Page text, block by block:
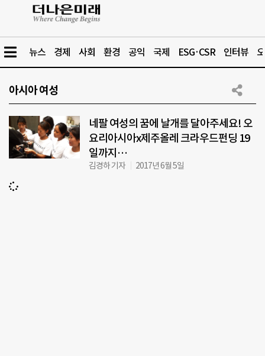
뉴스 경제 사회 환경 공익 국제 ESG·CSR 인터뷰
아시아 여성
네팔 여성의 꿈에 날개를 달아주세요! 오
요리아시아x제주올레 크라우드펀딩 19
일까지…
김경하 기자 2017년 6월 5일